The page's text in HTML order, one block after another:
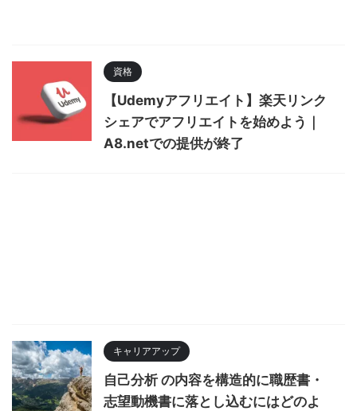
資格
【Udemyアフリエイト】楽天リンク
シェアでアフリエイトを始めよう｜
A8.netでの提供が終了
キャリアアップ
自己分析 の内容を構造的に職歴書・
志望動機書に落とし込むにはどのよ